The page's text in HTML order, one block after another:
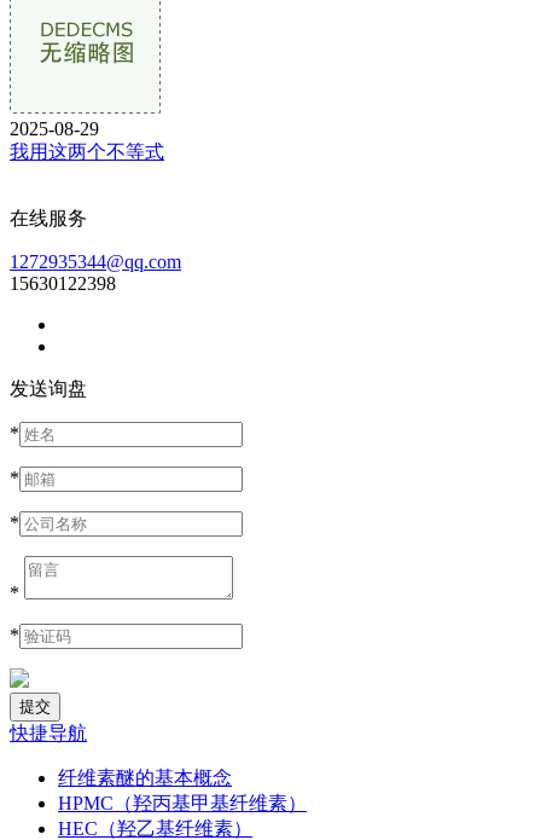
2025-08-29
我用这两个不等式
在线服务
1272935344@qq.com
15630122398
发送询盘
*
*
*
*
*
快捷导航
纤维素醚的基本概念
HPMC（羟丙基甲基纤维素）
HEC（羟乙基纤维素）